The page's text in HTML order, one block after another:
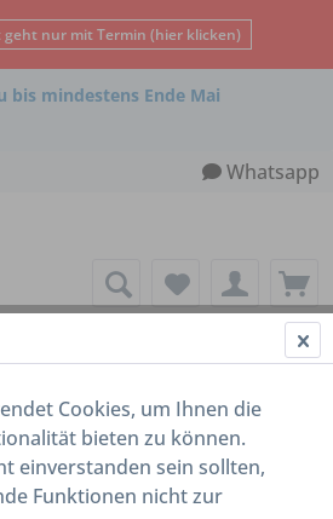
nur mit Termin (hier klicken)
bis mindestens Ende Mai
Whatsapp
Cookies, um Ihnen die
bieten zu können.
einverstanden sein sollten,
Funktionen nicht zur